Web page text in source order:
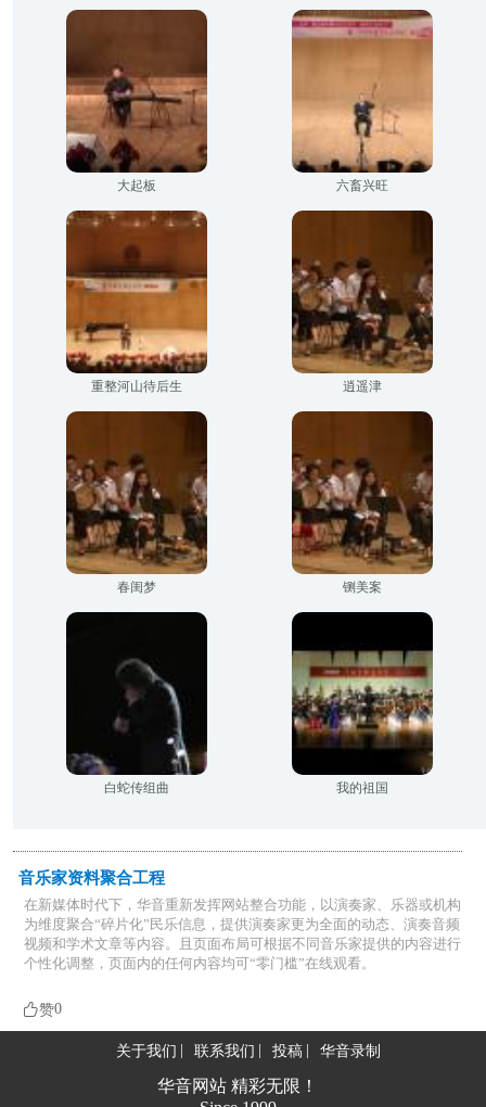
大起板 六畜兴旺
重整河山待后生 逍遥津
春闺梦 铡美案
白蛇传组曲 我的祖国
音乐家资料聚合工程
在新媒体时代下，华音重新发挥网站整合功能，以演奏家、乐器或机构
为维度聚合“碎片化”民乐信息，提供演奏家更为全面的动态、演奏音频
视频和学术文章等内容。且页面布局可根据不同音乐家提供的内容进行
个性化调整，页面内的任何内容均可“零门槛”在线观看。
赞0
关于我们 联系我们 投稿 华音录制
华音网站 精彩无限！